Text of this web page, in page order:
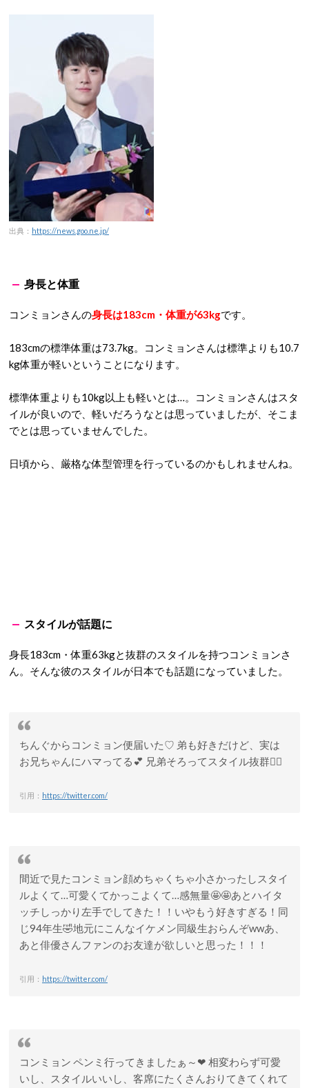
出典： https://news.goo.ne.jp/
身長と体重
コンミョンさんの身長は183cm・体重が63kgです。
183cmの標準体重は73.7kg。コンミョンさんは標準よりも10.7
kg体重が軽いということになります。
標準体重よりも10kg以上も軽いとは…。コンミョンさんはスタ
イルが良いので、軽いだろうなとは思っていましたが、そこま
でとは思っていませんでした。
日頃から、厳格な体型管理を行っているのかもしれませんね。
スタイルが話題に
身長183cm・体重63kgと抜群のスタイルを持つコンミョンさ
ん。そんな彼のスタイルが日本でも話題になっていました。
ちんぐからコンミョン便届いた♡ 弟も好きだけど、実は
お兄ちゃんにハマってる💕 兄弟そろってスタイル抜群👍🏻
引用： https://twitter.com/
間近で見たコンミョン顔めちゃくちゃ小さかったしスタイ
ルよくて…可愛くてかっこよくて…感無量🤩🤩あとハイタ
ッチしっかり左手でしてきた！！いやもう好きすぎる！同
じ94年生🤣地元にこんなイケメン同級生おらんぞwwあ、
あと俳優さんファンのお友達が欲しいと思った！！！
引用： https://twitter.com/
コンミョン ペンミ行ってきましたぁ～❤ 相変わらず可愛
いし、スタイルいいし、客席にたくさんおりてきてくれて